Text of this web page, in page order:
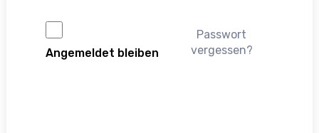
Angemeldet bleiben
Passwort
vergessen?